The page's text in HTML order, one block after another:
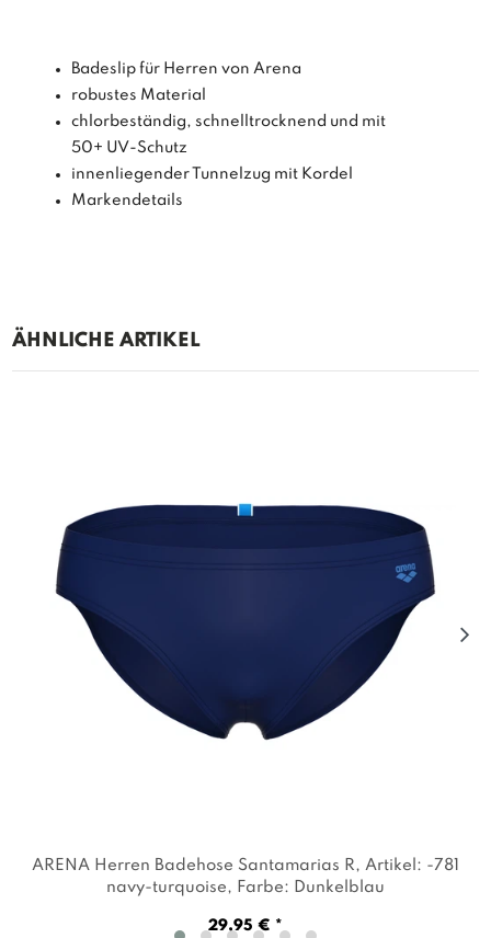
Badeslip für Herren von Arena
robustes Material
chlorbeständig, schnelltrocknend und mit
50+ UV-Schutz
innenliegender Tunnelzug mit Kordel
Markendetails
ÄHNLICHE ARTIKEL
ARENA Herren Badehose Santamarias R, Artikel: -781
navy-turquoise, Farbe: Dunkelblau
29,95 € *